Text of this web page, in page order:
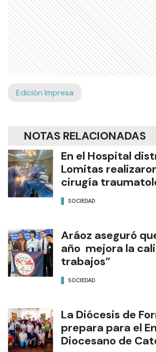
Edición Impresa
NOTAS RELACIONADAS
En el Hospital
Lomitas
cirugía
SOCIEDAD
Aráoz aseguró
año mejora la
trabajos”
SOCIEDAD
La Diócesis de
prepara para el
Diocesano de